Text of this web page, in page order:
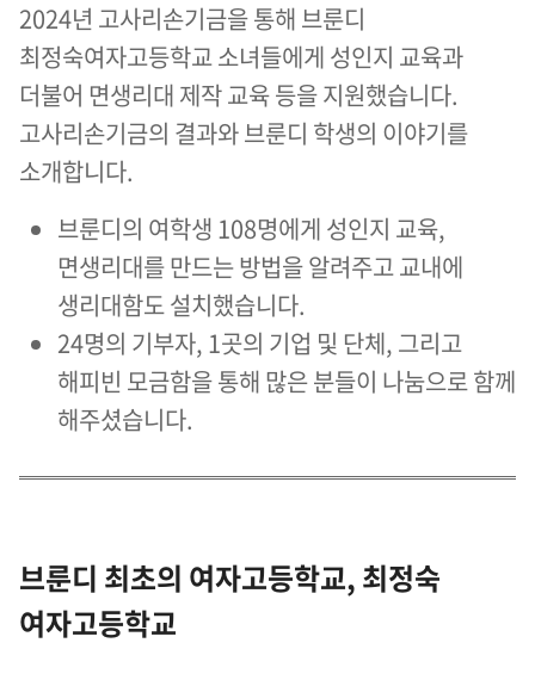
2024년 고사리손기금을 통해 브룬디
최정숙여자고등학교 소녀들에게 성인지 교육과
더불어 면생리대 제작 교육 등을 지원했습니다.
고사리손기금의 결과와 브룬디 학생의 이야기를
소개합니다.
브룬디의 여학생 108명에게 성인지 교육,
면생리대를 만드는 방법을 알려주고 교내에
생리대함도 설치했습니다.
24명의 기부자, 1곳의 기업 및 단체, 그리고
해피빈 모금함을 통해 많은 분들이 나눔으로 함께
해주셨습니다.
브룬디 최초의 여자고등학교, 최정숙
여자고등학교